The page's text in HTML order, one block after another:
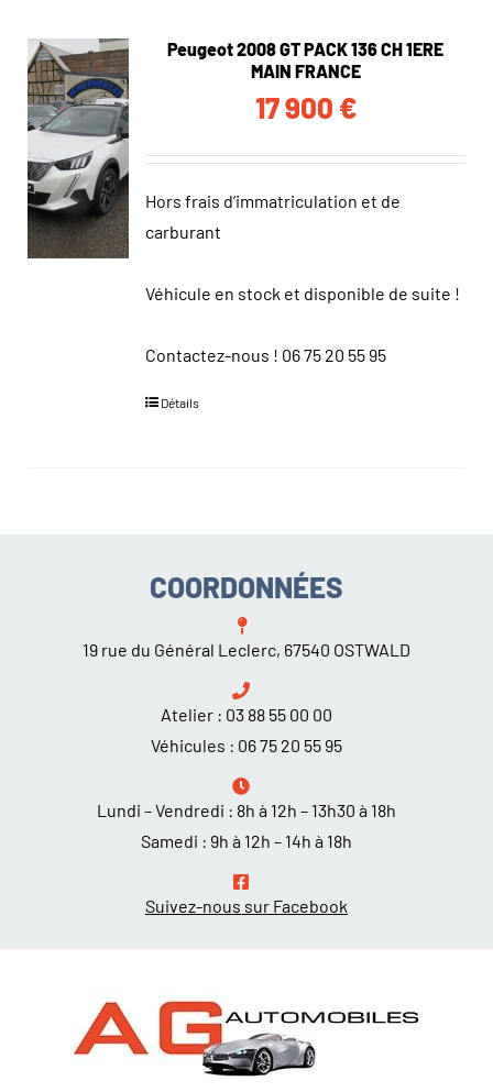
Peugeot 2008 GT PACK 136 CH 1ERE
MAIN FRANCE
17 900 €
Hors frais d’immatriculation et de
carburant
Véhicule en stock et disponible de suite !
Contactez-nous ! 06 75 20 55 95
Détails
COORDONNÉES
19 rue du Général Leclerc, 67540 OSTWALD
Atelier : 03 88 55 00 00
Véhicules : 06 75 20 55 95
Lundi – Vendredi : 8h à 12h – 13h30 à 18h
Samedi : 9h à 12h – 14h à 18h
Suivez-nous sur Facebook